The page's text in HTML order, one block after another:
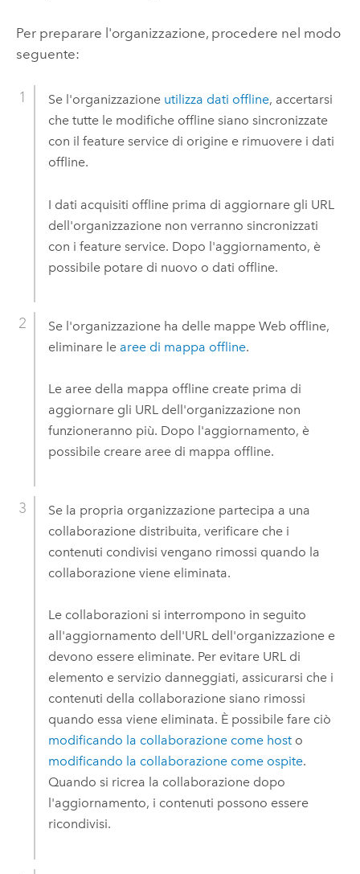
Per preparare l'organizzazione, procedere nel modo
seguente:
Se l'organizzazione utilizza dati offline, accertarsi
che tutte le modifiche offline siano sincronizzate
con il feature service di origine e rimuovere i dati
offline.
I dati acquisiti offline prima di aggiornare gli URL
dell'organizzazione non verranno sincronizzati
con i feature service. Dopo l'aggiornamento, è
possibile potare di nuovo o dati offline.
Se l'organizzazione ha delle mappe Web offline,
eliminare le aree di mappa offline.
Le aree della mappa offline create prima di
aggiornare gli URL dell'organizzazione non
funzioneranno più. Dopo l'aggiornamento, è
possibile creare aree di mappa offline.
Se la propria organizzazione partecipa a una
collaborazione distribuita, verificare che i
contenuti condivisi vengano rimossi quando la
collaborazione viene eliminata.
Le collaborazioni si interrompono in seguito
all'aggiornamento dell'URL dell'organizzazione e
devono essere eliminate. Per evitare URL di
elemento e servizio danneggiati, assicurarsi che i
contenuti della collaborazione siano rimossi
quando essa viene eliminata. È possibile fare ciò
modificando la collaborazione come hosto
modificando la collaborazione come ospite.
Quando si ricrea la collaborazione dopo
l'aggiornamento, i contenuti possono essere
ricondivisi.